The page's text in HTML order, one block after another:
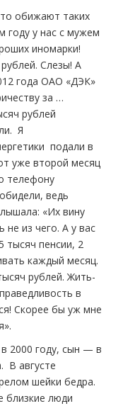
обижают таких
году у нас с мужем
иномарки!
Слезы! А
года ОАО «ДЭК»
за …
рублей
Я
подали в
уже второй месяц
телефону
ведь
«Их вину
не из чего. А у вас
тысяч пенсии, 2
каждый месяц.
рублей. Жить-
в
Скорее бы уж мне
2000 году, сын — в
В августе
шейки бедра.
близкие люди